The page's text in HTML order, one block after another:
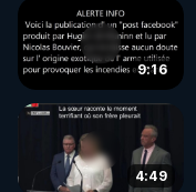
9:16
4:49